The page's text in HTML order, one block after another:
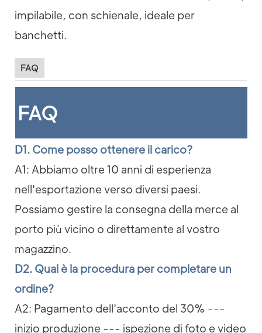
FAQ
FAQ
D1. Come posso ottenere il carico?
A1: Abbiamo oltre 10 anni di esperienza
nell'esportazione verso diversi paesi.
Possiamo gestire la consegna della merce al
porto più vicino o direttamente al vostro
magazzino.
D2. Qual è la procedura per completare un
ordine?
A2: Pagamento dell'acconto del 30% ---
inizio produzione --- ispezione di foto e video